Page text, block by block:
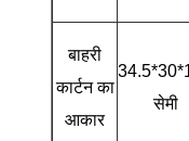
बाहरी
कार्टन का
आकार
सेमी